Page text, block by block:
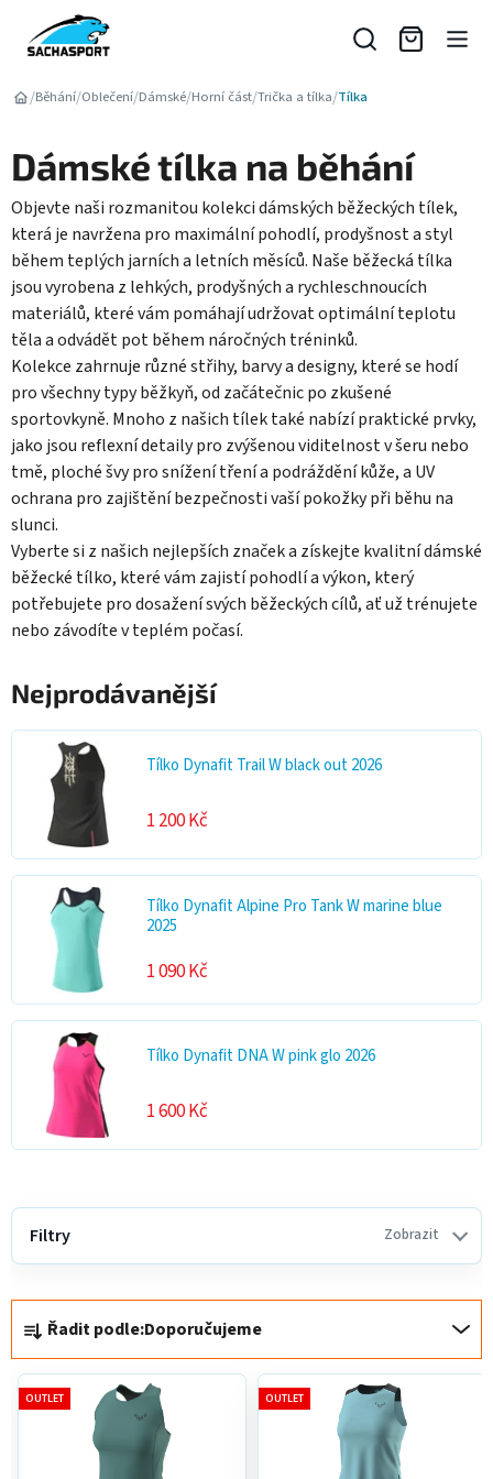
obsah
/Běhání/Oblečení/Dámské/Horní část/Trička a tílka/Tílka
Dámské tílka na běhání
Objevte naši rozmanitou kolekci dámských běžeckých tílek,
která je navržena pro maximální pohodlí, prodyšnost a styl
během teplých jarních a letních měsíců. Naše běžecká tílka
jsou vyrobena z lehkých, prodyšných a rychleschnoucích
materiálů, které vám pomáhají udržovat optimální teplotu
těla a odvádět pot během náročných tréninků.
Kolekce zahrnuje různé střihy, barvy a designy, které se hodí
pro všechny typy běžkyň, od začátečnic po zkušené
sportovkyně. Mnoho z našich tílek také nabízí praktické prvky,
jako jsou reflexní detaily pro zvýšenou viditelnost v šeru nebo
tmě, ploché švy pro snížení tření a podráždění kůže, a UV
ochrana pro zajištění bezpečnosti vaší pokožky při běhu na
slunci.
Vyberte si z našich nejlepších značek a získejte kvalitní dámské
běžecké tílko, které vám zajistí pohodlí a výkon, který
potřebujete pro dosažení svých běžeckých cílů, ať už trénujete
nebo závodíte v teplém počasí.
Nejprodávanější
Tílko Dynafit Trail W black out 2026
1 200 Kč
Tílko Dynafit Alpine Pro Tank W marine blue
2025
1 090 Kč
Tílko Dynafit DNA W pink glo 2026
1 600 Kč
a
z
e
Řadit podle:Doporučujeme
Filtry Zobrazit
V
p
p
r
OUTLET OUTLET